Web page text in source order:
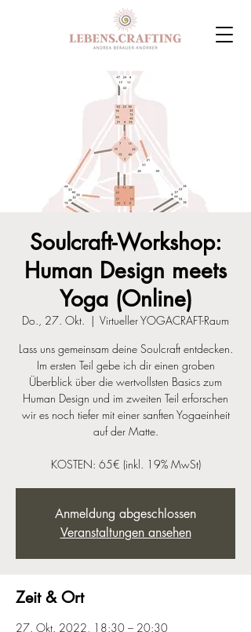
Soulcraft-Workshop:
Human Design meets
Yoga (Online)
Do., 27. Okt.
  |
Virtueller YOGACRAFT-Raum
Lass uns gemeinsam deine Soulcraft entdecken.
Im ersten Teil gebe ich dir einen groben
Überblick über die wertvollsten Basics zum
Human Design und im zweiten Teil erforschen
wir es noch tiefer mit einer sanften Yogaeinheit
auf der Matte.
KOSTEN: 65€ (inkl. 19% MwSt)
Anmeldung abgeschlossen
Veranstaltungen ansehen
Zeit & Ort
27. Okt. 2022, 18:30 – 20:30